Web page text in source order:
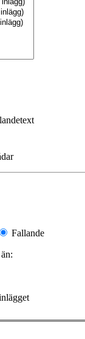
Fallande